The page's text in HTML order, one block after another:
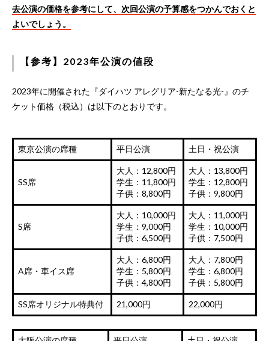
去公演の価格を参考にして、次回公演の予算感をつかんでおくと
よいでしょう。
【参考】2023年公演の値段
2023年に開催された『ダイハツ アレグリア-新たなる光-』のチ
ケット価格（税込）は以下のとおりです。
東京公演の席種 平日公演 土日・祝公演
SS席
大人：12,800円
学生：11,800円
子供：8,800円
大人：13,800円
学生：12,800円
子供：9,800円
S席
大人：10,000円
学生：9,000円
子供：6,500円
大人：11,000円
学生：10,000円
子供：7,500円
A席・車イス席
大人：6,800円
学生：5,800円
子供：4,800円
大人：7,800円
学生：6,800円
子供：5,800円
SS席オリジナル特典付 21,000円 22,000円